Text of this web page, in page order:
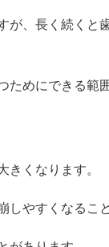
が、長く続くと
ためにできる範
きくなります。
やすくなるこ